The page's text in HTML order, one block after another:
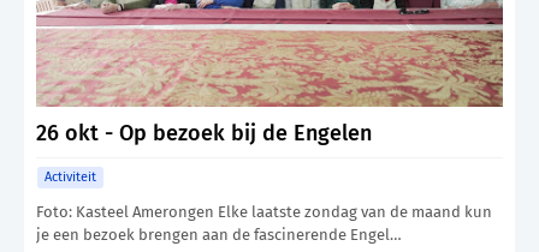
26 okt - Op bezoek bij de Engelen
Activiteit
Foto: Kasteel Amerongen Elke laatste zondag van de maand kun
je een bezoek brengen aan de fascinerende Engel…